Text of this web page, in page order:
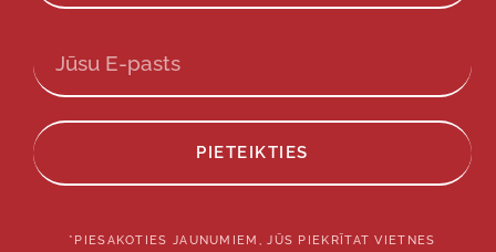
PIETEIKTIES
*PIESAKOTIES JAUNUMIEM, JŪS PIEKRĪTAT VIETNES